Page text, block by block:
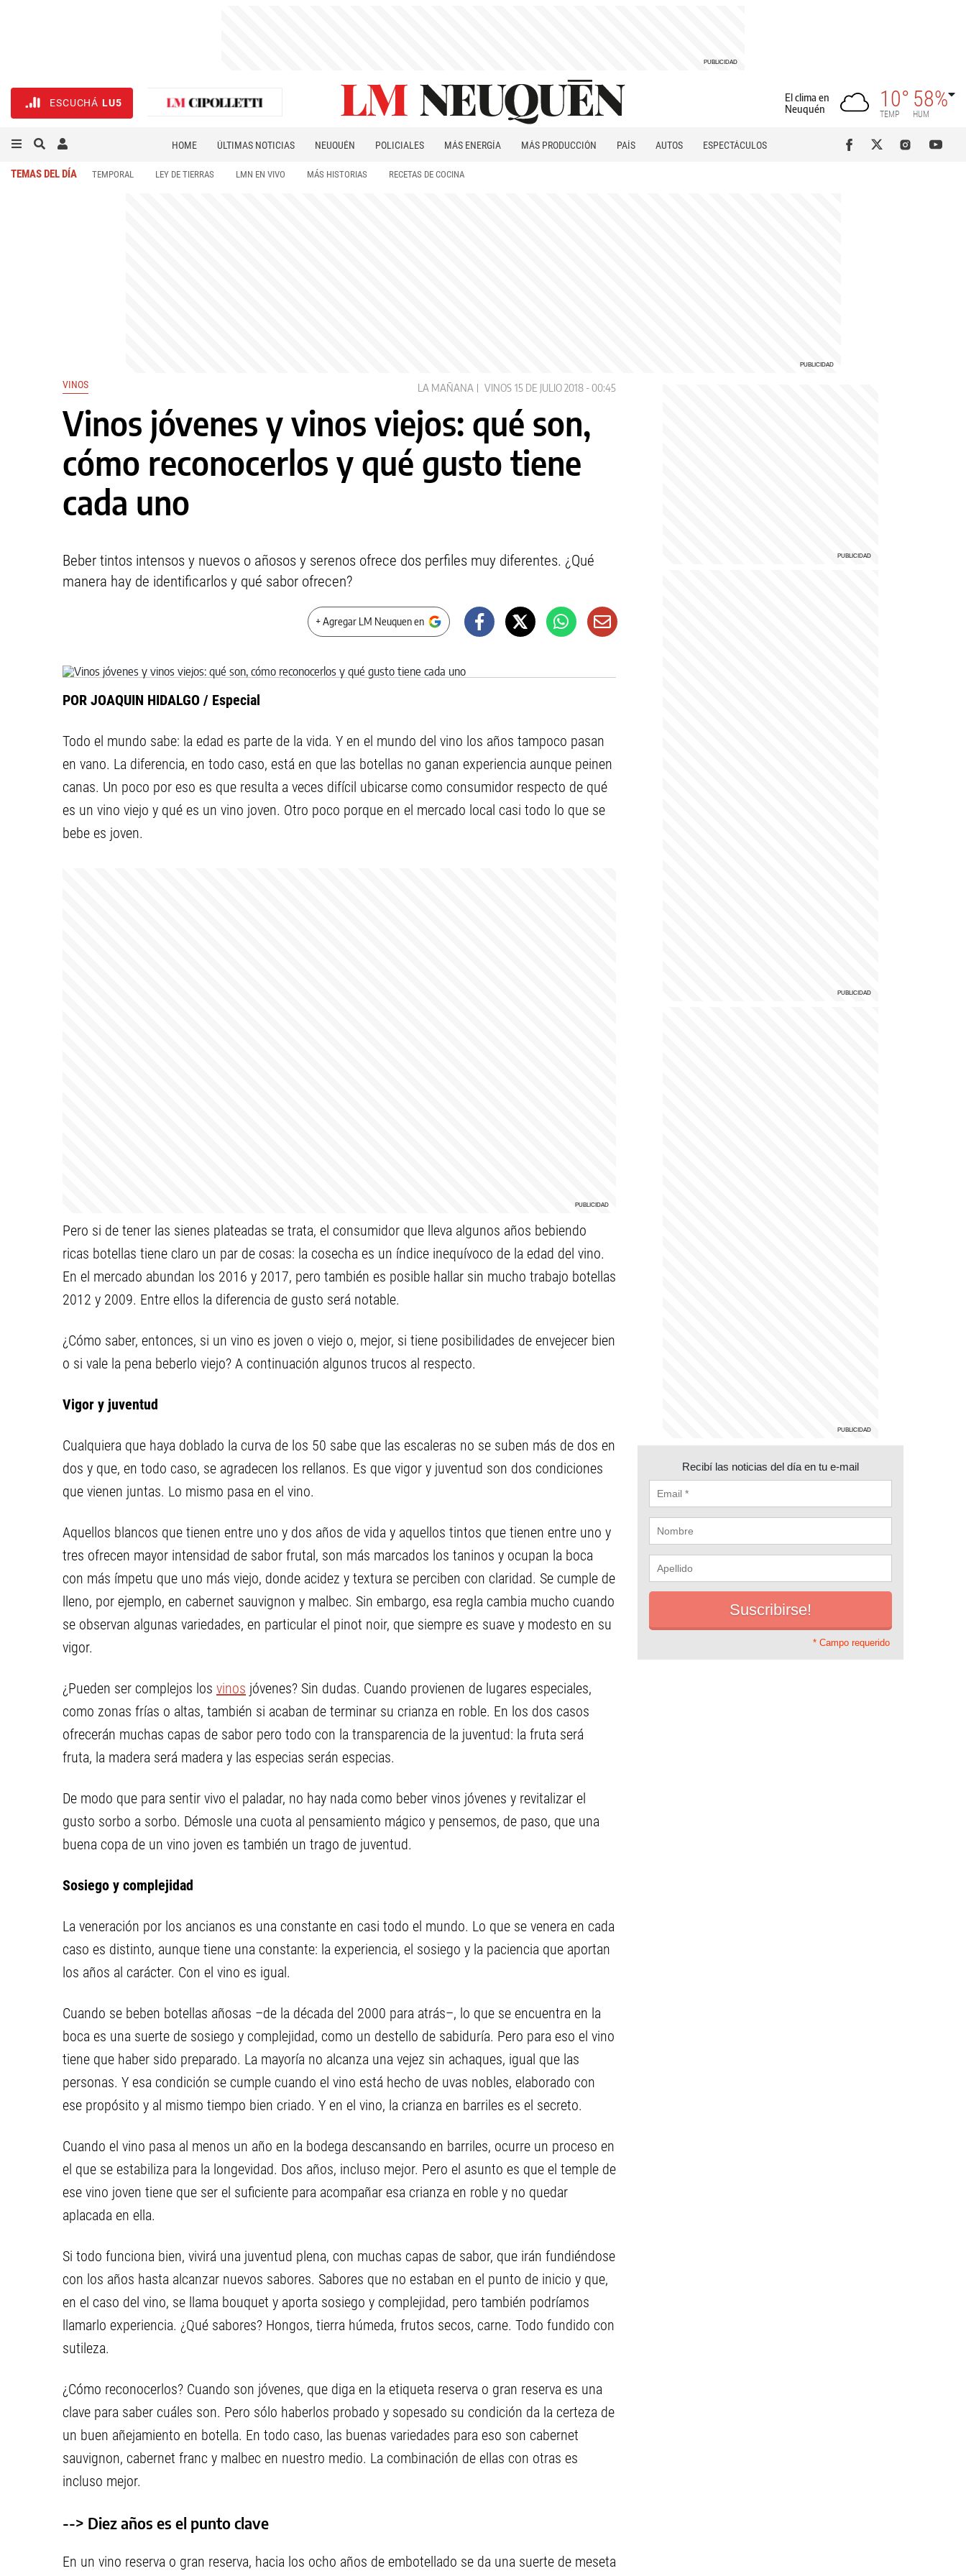
ESCUCHÁ LU5
El clima en
Neuquén
10°
TEMP
58%
HUM
HOME ÚLTIMAS NOTICIAS NEUQUÉN POLICIALES MÁS ENERGÍA MÁS PRODUCCIÓN PAÍS AUTOS
ESPECTÁCULOS
TEMAS DEL DÍA TEMPORAL LEY DE TIERRAS LMN EN VIVO MÁS HISTORIAS RECETAS DE COCINA
VINOS LA MAÑANA VINOS 15 DE JULIO 2018 - 00:45
Vinos jóvenes y vinos viejos: qué son,
cómo reconocerlos y qué gusto tiene
cada uno
Beber tintos intensos y nuevos o añosos y serenos ofrece dos perfiles muy diferentes. ¿Qué
manera hay de identificarlos y qué sabor ofrecen?
+ Agregar LM Neuquen en
POR JOAQUIN HIDALGO / Especial
Todo el mundo sabe: la edad es parte de la vida. Y en el mundo del vino los años tampoco pasan
en vano. La diferencia, en todo caso, está en que las botellas no ganan experiencia aunque peinen
canas. Un poco por eso es que resulta a veces difícil ubicarse como consumidor respecto de qué
es un vino viejo y qué es un vino joven. Otro poco porque en el mercado local casi todo lo que se
bebe es joven.
Pero si de tener las sienes plateadas se trata, el consumidor que lleva algunos años bebiendo
ricas botellas tiene claro un par de cosas: la cosecha es un índice inequívoco de la edad del vino.
En el mercado abundan los 2016 y 2017, pero también es posible hallar sin mucho trabajo botellas
2012 y 2009. Entre ellos la diferencia de gusto será notable.
¿Cómo saber, entonces, si un vino es joven o viejo o, mejor, si tiene posibilidades de envejecer bien
o si vale la pena beberlo viejo? A continuación algunos trucos al respecto.
Vigor y juventud
Cualquiera que haya doblado la curva de los 50 sabe que las escaleras no se suben más de dos en
dos y que, en todo caso, se agradecen los rellanos. Es que vigor y juventud son dos condiciones
que vienen juntas. Lo mismo pasa en el vino.
Aquellos blancos que tienen entre uno y dos años de vida y aquellos tintos que tienen entre uno y
tres ofrecen mayor intensidad de sabor frutal, son más marcados los taninos y ocupan la boca
con más ímpetu que uno más viejo, donde acidez y textura se perciben con claridad. Se cumple de
lleno, por ejemplo, en cabernet sauvignon y malbec. Sin embargo, esa regla cambia mucho cuando
se observan algunas variedades, en particular el pinot noir, que siempre es suave y modesto en su
vigor.
¿Pueden ser complejos los vinos jóvenes? Sin dudas. Cuando provienen de lugares especiales,
como zonas frías o altas, también si acaban de terminar su crianza en roble. En los dos casos
ofrecerán muchas capas de sabor pero todo con la transparencia de la juventud: la fruta será
fruta, la madera será madera y las especias serán especias.
De modo que para sentir vivo el paladar, no hay nada como beber vinos jóvenes y revitalizar el
gusto sorbo a sorbo. Démosle una cuota al pensamiento mágico y pensemos, de paso, que una
buena copa de un vino joven es también un trago de juventud.
Sosiego y complejidad
La veneración por los ancianos es una constante en casi todo el mundo. Lo que se venera en cada
caso es distinto, aunque tiene una constante: la experiencia, el sosiego y la paciencia que aportan
los años al carácter. Con el vino es igual.
Cuando se beben botellas añosas –de la década del 2000 para atrás–, lo que se encuentra en la
boca es una suerte de sosiego y complejidad, como un destello de sabiduría. Pero para eso el vino
tiene que haber sido preparado. La mayoría no alcanza una vejez sin achaques, igual que las
personas. Y esa condición se cumple cuando el vino está hecho de uvas nobles, elaborado con
ese propósito y al mismo tiempo bien criado. Y en el vino, la crianza en barriles es el secreto.
Cuando el vino pasa al menos un año en la bodega descansando en barriles, ocurre un proceso en
el que se estabiliza para la longevidad. Dos años, incluso mejor. Pero el asunto es que el temple de
ese vino joven tiene que ser el suficiente para acompañar esa crianza en roble y no quedar
aplacada en ella.
Si todo funciona bien, vivirá una juventud plena, con muchas capas de sabor, que irán fundiéndose
con los años hasta alcanzar nuevos sabores. Sabores que no estaban en el punto de inicio y que,
en el caso del vino, se llama bouquet y aporta sosiego y complejidad, pero también podríamos
llamarlo experiencia. ¿Qué sabores? Hongos, tierra húmeda, frutos secos, carne. Todo fundido con
sutileza.
¿Cómo reconocerlos? Cuando son jóvenes, que diga en la etiqueta reserva o gran reserva es una
clave para saber cuáles son. Pero sólo haberlos probado y sopesado su condición da la certeza de
un buen añejamiento en botella. En todo caso, las buenas variedades para eso son cabernet
sauvignon, cabernet franc y malbec en nuestro medio. La combinación de ellas con otras es
incluso mejor.
--> Diez años es el punto clave
En un vino reserva o gran reserva, hacia los ocho años de embotellado se da una suerte de meseta
Recibí las noticias del día en tu e-mail
* Campo requerido